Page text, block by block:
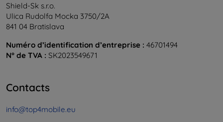
Shield-Sk s.r.o.
Ulica Rudolfa Mocka 3750/2A
841 04 Bratislava
Numéro d’identification d’entreprise : 46701494
N° de TVA : SK2023549671
Contacts
info@top4mobile.eu